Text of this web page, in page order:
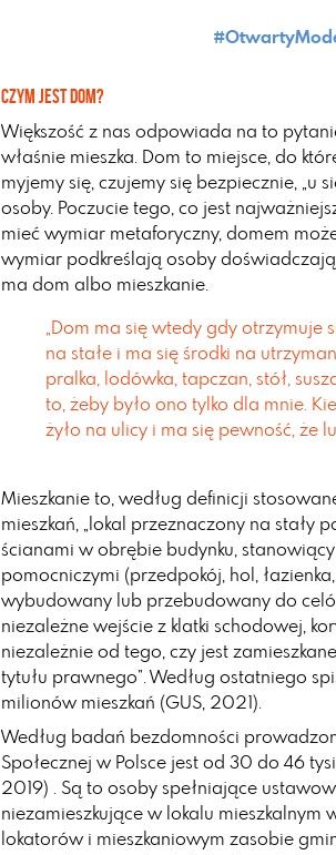
Czym jest dom?
Większość z nas odpowiada na to
właśnie mieszka. Dom to miejsce, do
myjemy się, czujemy się bezpiecznie, „u
osoby. Poczucie tego, co jest
mieć wymiar metaforyczny, domem
wymiar podkreślają osoby
ma dom albo mieszkanie.
„Dom ma się wtedy gdy otrzymuje
na stałe i ma się środki na
pralka, lodówka, tapczan, stół,
to, żeby było ono tylko dla mnie.
żyło na ulicy i ma się pewność, że
Mieszkanie to, według definicji
mieszkań, „lokal przeznaczony na stały
ścianami w obrębie budynku,
pomocniczymi (przedpokój, hol,
wybudowany lub przebudowany do
niezależne wejście z klatki schodowej,
niezależnie od tego, czy jest
tytułu prawnego”. Według ostatniego
milionów mieszkań (GUS, 2021).
Według badań bezdomności
Społecznej w Polsce jest od 30 do 46
2019) . Są to osoby spełniające
niezamieszkujące w lokalu
lokatorów i mieszkaniowym zasobie